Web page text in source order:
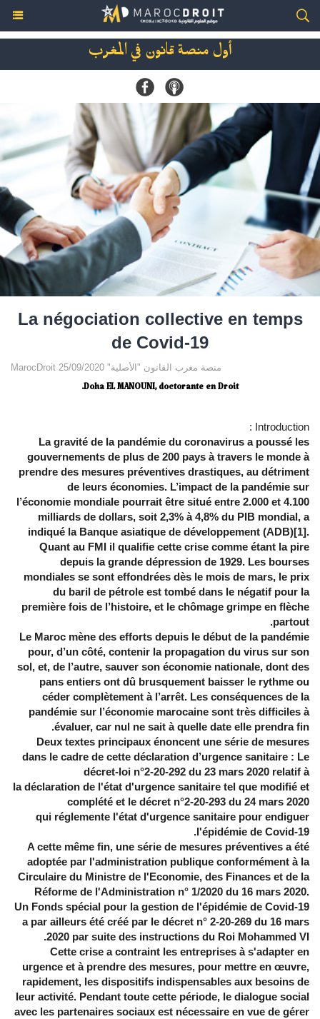
أول منصة قانون في المغرب
La négociation collective en temps
de Covid-19
MarocDroit منصة مغرب القانون "الأصلية" 25/09/2020
Doha EL MANOUNI, doctorante en Droit.
Introduction :
La gravité de la pandémie du coronavirus a poussé les
gouvernements de plus de 200 pays à travers le monde à
prendre des mesures préventives drastiques, au détriment
de leurs économies. L’impact de la pandémie sur
l’économie mondiale pourrait être situé entre 2.000 et 4.100
milliards de dollars, soit 2,3% à 4,8% du PIB mondial, a
indiqué la Banque asiatique de développement (ADB)[1].
Quant au FMI il qualifie cette crise comme étant la pire
depuis la grande dépression de 1929. Les bourses
mondiales se sont effondrées dès le mois de mars, le prix
du baril de pétrole est tombé dans le négatif pour la
première fois de l’histoire, et le chômage grimpe en flèche
partout.
Le Maroc mène des efforts depuis le début de la pandémie
pour, d’un côté, contenir la propagation du virus sur son
sol, et, de l’autre, sauver son économie nationale, dont des
pans entiers ont dû brusquement baisser le rythme ou
céder complètement à l’arrêt. Les conséquences de la
pandémie sur l’économie marocaine sont très difficiles à
évaluer, car nul ne sait à quelle date elle prendra fin.
Deux textes principaux énoncent une série de mesures
dans le cadre de cette déclaration d’urgence sanitaire : Le
décret-loi n°2-20-292 du 23 mars 2020 relatif à
la déclaration de l'état d'urgence sanitaire tel que modifié et
complété et le décret n°2-20-293 du 24 mars 2020
qui réglemente l'état d'urgence sanitaire pour endiguer
l'épidémie de Covid-19.
A cette même fin, une série de mesures préventives a été
adoptée par l'administration publique conformément à la
Circulaire du Ministre de l'Economie, des Finances et de la
Réforme de l'Administration n° 1/2020 du 16 mars 2020.
Un Fonds spécial pour la gestion de l'épidémie de Covid-19
a par ailleurs été créé par le décret n° 2-20-269 du 16 mars
2020 par suite des instructions du Roi Mohammed VI.
Cette crise a contraint les entreprises à s'adapter en
urgence et à prendre des mesures, pour mettre en œuvre,
rapidement, les dispositifs indispensables aux besoins de
leur activité. Pendant toute cette période, le dialogue social
avec les partenaires sociaux est nécessaire en vue de gérer